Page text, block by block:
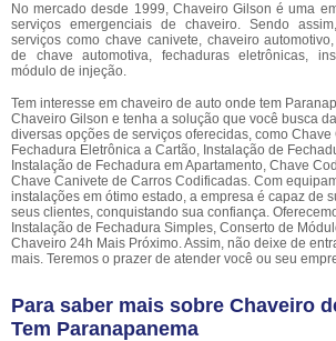
No mercado desde 1999, Chaveiro Gilson é uma
serviços emergenciais de chaveiro. Sendo
serviços como chave canivete, chaveiro
de chave automotiva, fechaduras eletrônicas,
módulo de injeção.
Tem interesse em chaveiro de auto onde tem
Chaveiro Gilson e tenha a solução que você busca
diversas opções de serviços oferecidas, como
Fechadura Eletrônica a Cartão, Instalação de
Instalação de Fechadura em Apartamento, Chave
Chave Canivete de Carros Codificadas. Com
instalações em ótimo estado, a empresa é capaz de
seus clientes, conquistando sua confiança.
Instalação de Fechadura Simples, Conserto de
Chaveiro 24h Mais Próximo. Assim, não deixe de
mais. Teremos o prazer de atender você ou seu
Para saber mais sobre Chaveiro
Tem Paranapanema